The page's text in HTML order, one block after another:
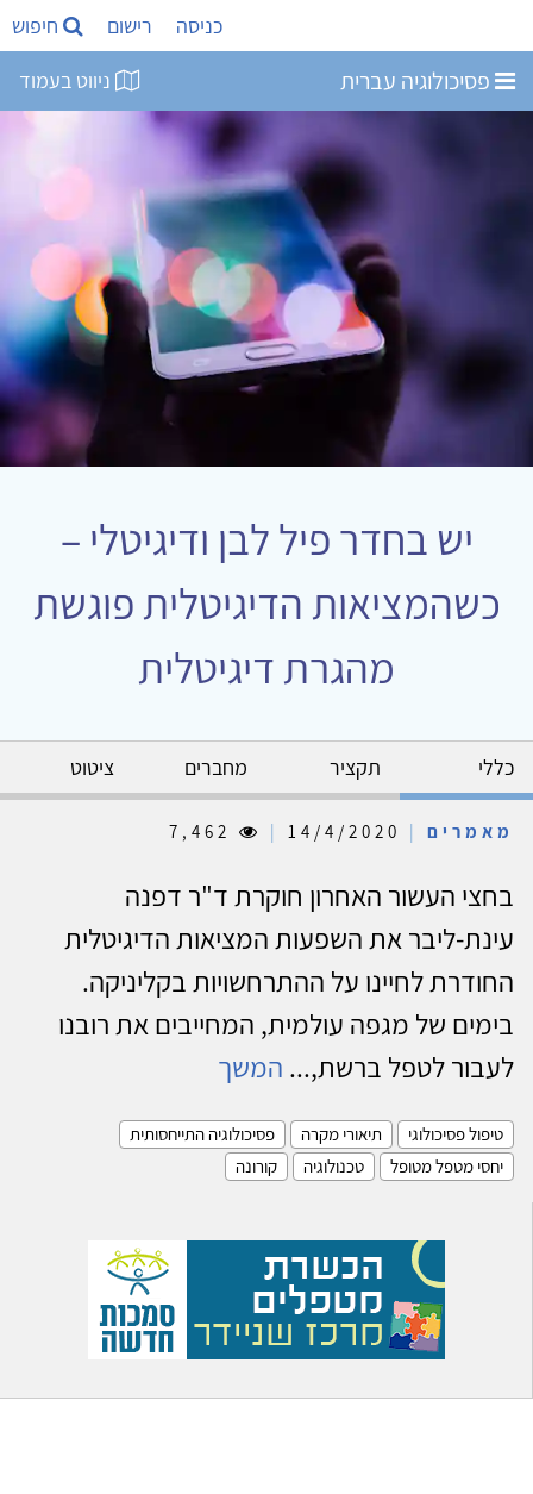
כניסה רישום חיפוש
פסיכולוגיה עברית ניווט בעמוד
יש בחדר פיל לבן ודיגיטלי –
כשהמציאות הדיגיטלית פוגשת
מהגרת דיגיטלית
כללי תקציר מחברים ציטוט
מאמרים |
|
בחצי העשור האחרון חוקרת ד"ר דפנה
עינת-ליבר את השפעות המציאות הדיגיטלית
החודרת לחיינו על ההתרחשויות בקליניקה.
בימים של מגפה עולמית, המחייבים את רובנו
לעבור לטפל ברשת,... המשך
טיפול פסיכולוגי תיאורי מקרה
פסיכולוגיה התייחסותית
יחסי מטפל מטופל
טכנולוגיה קורונה